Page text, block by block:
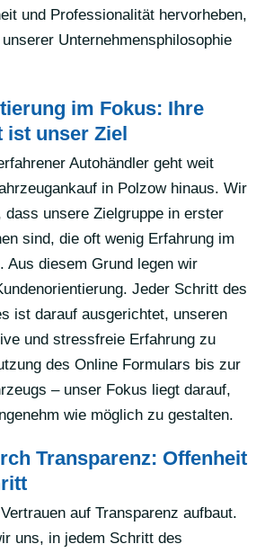
und Professionalität hervorheben,
Unternehmensphilosophie
im Fokus: Ihre
ist unser Ziel
Autohändler geht weit
in Polzow hinaus. Wir
unsere Zielgruppe in erster
sind, die oft wenig Erfahrung im
Aus diesem Grund legen wir
Jeder Schritt des
ist darauf ausgerichtet, unseren
und stressfreie Erfahrung zu
des Online Formulars bis zur
– unser Fokus liegt darauf,
wie möglich zu gestalten.
Transparenz: Offenheit
auf Transparenz aufbaut.
uns, in jedem Schritt des